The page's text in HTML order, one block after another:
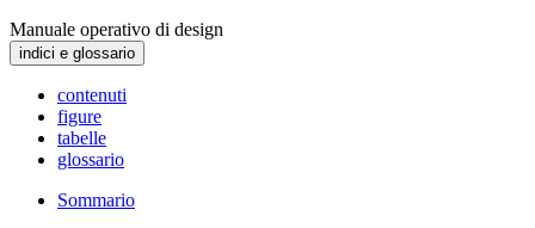
Manuale operativo di design
indici e glossario
contenuti
figure
tabelle
glossario
Sommario